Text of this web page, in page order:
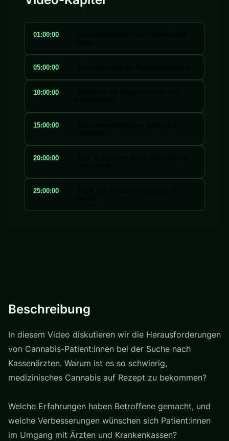
01:00:00
05:00:00
10:00:00
15:00:00
20:00:00
25:00:00
Beschreibung
In diesem Video diskutieren wir die Herausforderungen
von Cannabis-Patient:innen bei der Suche nach
Kassenärzten. Warum ist es so schwierig,
medizinisches Cannabis auf Rezept zu bekommen?
Welche Erfahrungen haben Betroffene gemacht, und
welche Verbesserungen wünschen sich Patient:innen
im Umgang mit Ärzten und Krankenkassen?